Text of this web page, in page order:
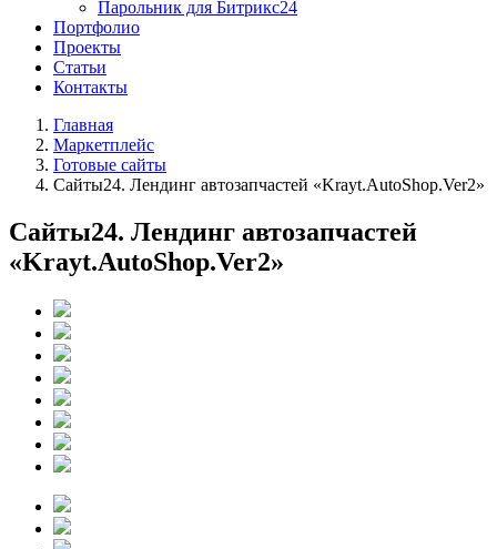
Парольник для Битрикс24
Портфолио
Проекты
Статьи
Контакты
Главная
Маркетплейс
Готовые сайты
Сайты24. Лендинг автозапчастей «Krayt.AutoShop.Ver2»
Сайты24. Лендинг автозапчастей
«Krayt.AutoShop.Ver2»